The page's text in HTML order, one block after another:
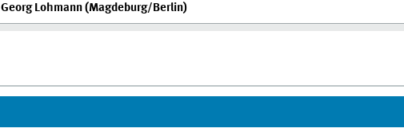
Georg Lohmann (Magdeburg/Berlin)